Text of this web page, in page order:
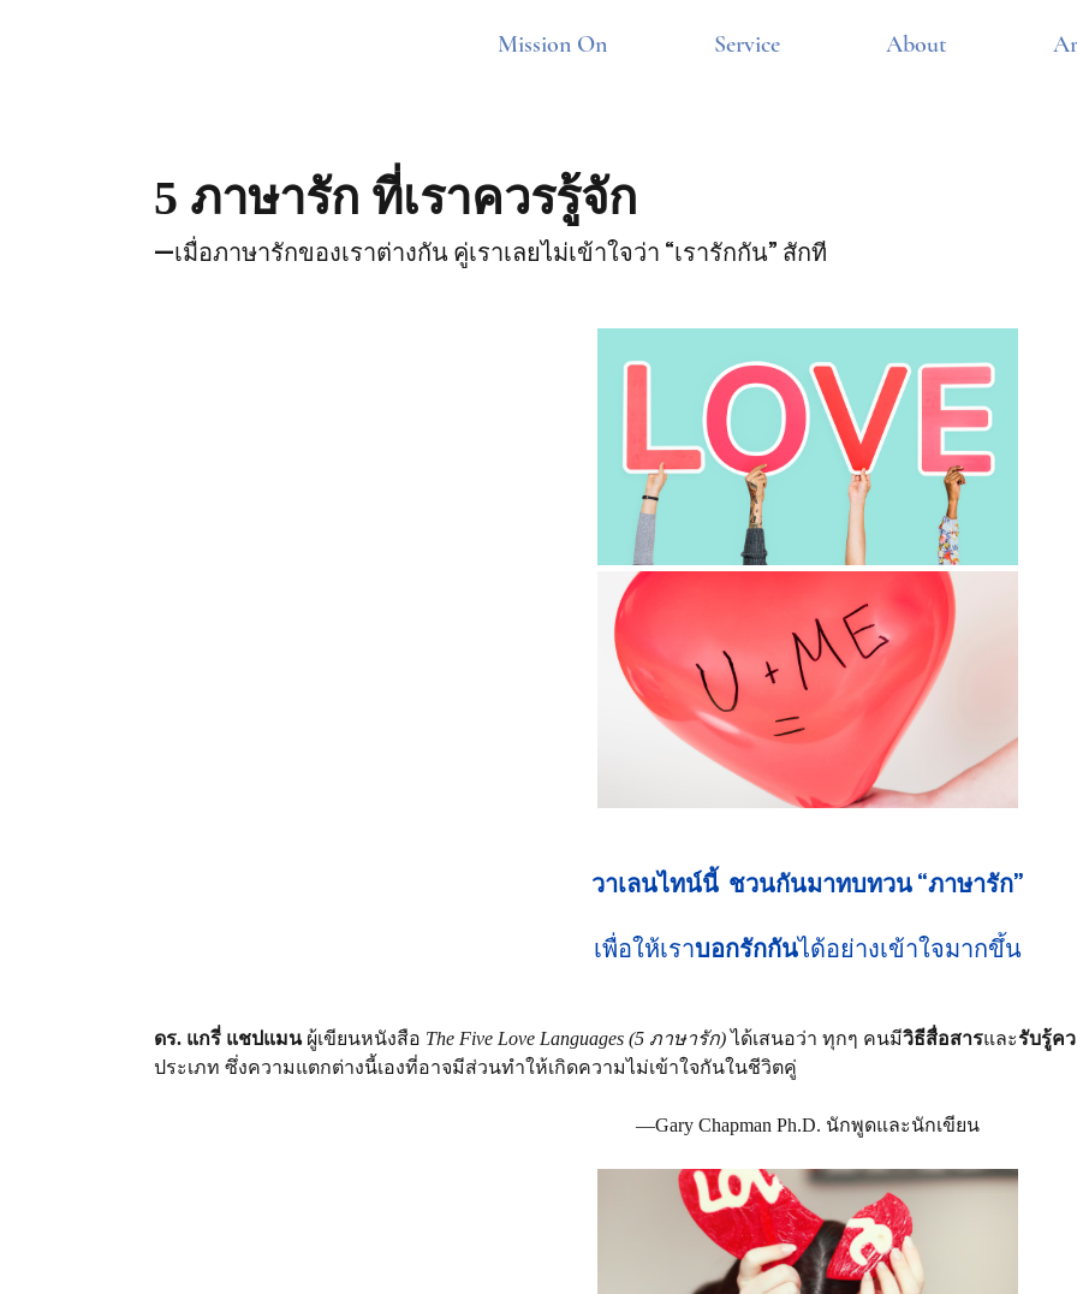
Mission On Service About
5 ภาษารัก ที่เราควรรู้จัก
—เมื่อภาษารักของเราต่างกัน คู่เราเลยไม่เข้าใจว่า “เรารักกัน” สักที
วาเลนไทน์นี้  ชวนกันมาทบทวน “ภาษารัก”
เพื่อให้เราบอกรักกันได้อย่างเข้าใจมากขึ้น
ดร. แกรี่ แชปแมน ผู้เขียนหนังสือ The Five Love Languages (5 ภาษารัก) ได้เสนอว่า ทุกๆ คนมีวิธีสื่อสารและรับรู้ค
ประเภท ซึ่งความแตกต่างนี้เองที่อาจมีส่วนทำให้เกิดความไม่เข้าใจกันในชีวิตคู่
—Gary Chapman Ph.D. นักพูดและนักเขียน